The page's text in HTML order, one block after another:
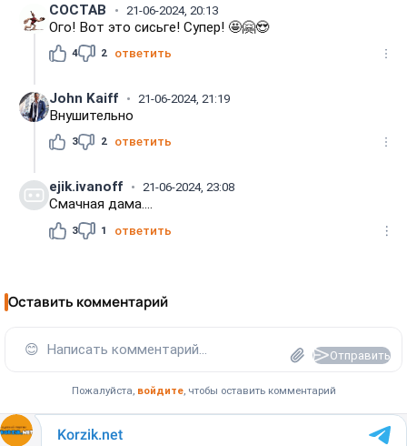
COCTAB 21-06-2024, 20:13
Ого! Вот это сисьге! Супер! 🤩🤗😍
4 2 ответить
John Kaiff 21-06-2024, 21:19
Внушительно
3 2 ответить
ejik.ivanoff 21-06-2024, 23:08
Смачная дама....
3 1 ответить
Оставить комментарий
😊 Написать комментарий... Отправить
Пожалуйста, войдите, чтобы оставить комментарий